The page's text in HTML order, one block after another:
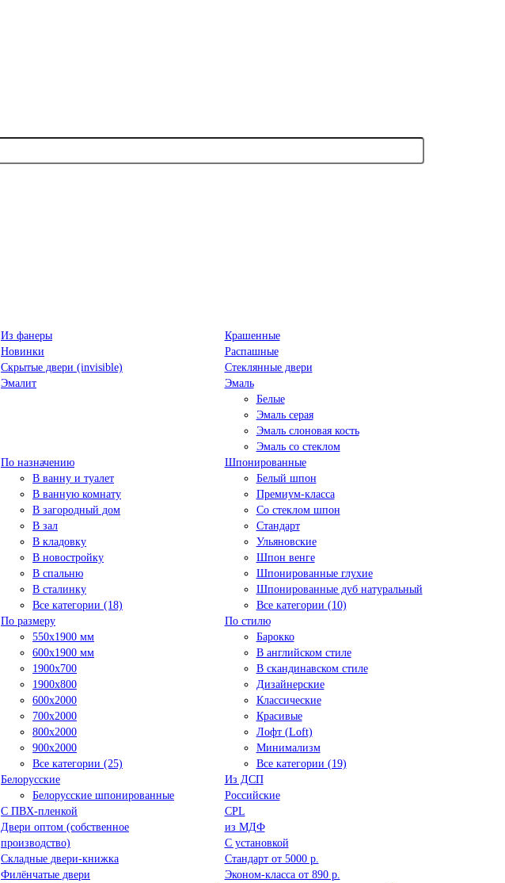
Из фанеры
Крашенные
Новинки
Распашные
Скрытые двери (invisible)
Стеклянные двери
Эмалит
Эмаль
Белые
Эмаль серая
Эмаль слоновая кость
Эмаль со стеклом
По назначению
В ванну и туалет
В ванную комнату
В загородный дом
В зал
В кладовку
В новостройку
В спальню
В сталинку
Все категории (18)
Шпонированные
Белый шпон
Премиум-класса
Со стеклом шпон
Стандарт
Ульяновские
Шпон венге
Шпонированные глухие
Шпонированные дуб натуральный
Все категории (10)
По размеру
550x1900 мм
600x1900 мм
1900х700
1900х800
600x2000
700x2000
800x2000
900x2000
Все категории (25)
По стилю
Барокко
В английском стиле
В скандинавском стиле
Дизайнерские
Классические
Красивые
Лофт (Loft)
Минимализм
Все категории (19)
Белорусские
Белорусские шпонированные
Из ДСП
Российские
C ПВХ-пленкой
CPL
Двери оптом (собственное
производство)
из МДФ
С установкой
Складные двери-книжка
Стандарт от 5000 р.
Филёнчатые двери
Эконом-класса от 890 р.